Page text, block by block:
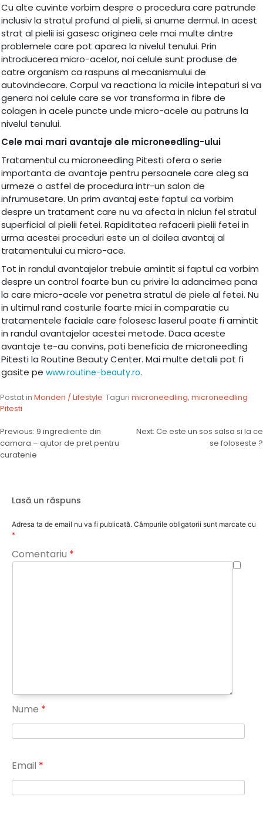
Cu alte cuvinte vorbim despre o procedura care patrunde
inclusiv la stratul profund al pielii, si anume dermul. In acest
strat al pielii isi gasesc originea cele mai multe dintre
problemele care pot aparea la nivelul tenului. Prin
introducerea micro-acelor, noi celule sunt produse de
catre organism ca raspuns al mecanismului de
autovindecare. Corpul va reactiona la micile intepaturi si va
genera noi celule care se vor transforma in fibre de
colagen in acele puncte unde micro-acele au patruns la
nivelul tenului.
Cele mai mari avantaje ale microneedling-ului
Tratamentul cu microneedling Pitesti ofera o serie
importanta de avantaje pentru persoanele care aleg sa
urmeze o astfel de procedura intr-un salon de
infrumusetare. Un prim avantaj este faptul ca vorbim
despre un tratament care nu va afecta in niciun fel stratul
superficial al pielii fetei. Rapiditatea refacerii pielii fetei in
urma acestei proceduri este un al doilea avantaj al
tratamentului cu micro-ace.
Tot in randul avantajelor trebuie amintit si faptul ca vorbim
despre un control foarte bun cu privire la adancimea pana
la care micro-acele vor penetra stratul de piele al fetei. Nu
in ultimul rand costurile foarte mici in comparatie cu
tratamentele faciale care folosesc laserul poate fi amintit
in randul avantajelor acestei metode. Daca aceste
avantaje te-au convins, poti beneficia de microneedling
Pitesti la Routine Beauty Center. Mai multe detalii pot fi
gasite pe www.routine-beauty.ro.
Postat in Monden / Lifestyle Taguri microneedling, microneedling
Pitesti
Navigare
în
Previous: 9 ingrediente din
camara – ajutor de pret pentru
curatenie
Next: Ce este un sos salsa si la ce
se foloseste ?
Lasă un răspuns
Adresa ta de email nu va fi publicată. Câmpurile obligatorii sunt marcate cu
*
Comentariu *
Nume *
Email *